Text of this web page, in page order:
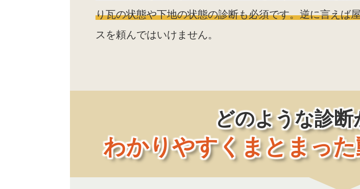
り瓦の状態や下地の状態の診断も必須です。逆に言えば
スを頼んではいけません。
どのような診
わかりやすくまとまった